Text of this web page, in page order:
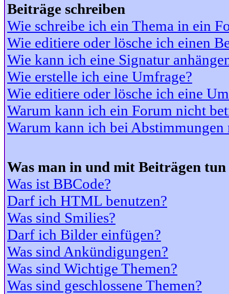
Beiträge schreiben
Wie schreibe ich ein Thema in ein
Wie editiere oder lösche ich einen
Wie kann ich eine Signatur
Wie erstelle ich eine Umfrage?
Wie editiere oder lösche ich eine
Warum kann ich ein Forum nicht
Warum kann ich bei
Was man in und mit Beiträgen
Was ist BBCode?
Darf ich HTML benutzen?
Was sind Smilies?
Darf ich Bilder einfügen?
Was sind Ankündigungen?
Was sind Wichtige Themen?
Was sind geschlossene Themen?